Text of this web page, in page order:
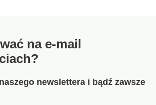
Solidna wkładka. Okrągłe
Antypoślizgowa podeszwa
z klinem. Regularna
na e-mail
newslettera i bądź zawsze